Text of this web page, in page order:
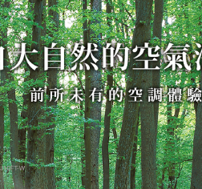
術
合捕蚊技術
技術